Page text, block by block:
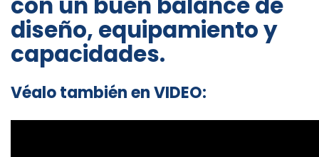
diseño, equipamiento y
capacidades.
Véalo también en VIDEO: